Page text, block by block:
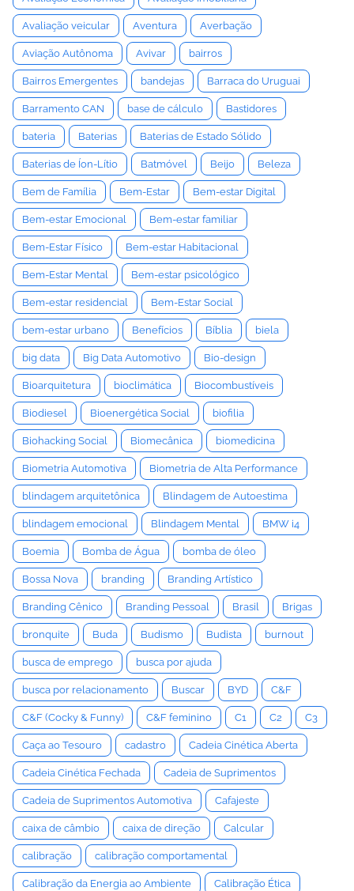
Avaliação veicular Aventura Averbação
Aviação Autônoma Avivar bairros
Bairros Emergentes bandejas Barraca do Uruguai
Barramento CAN base de cálculo Bastidores
bateria Baterias Baterias de Estado Sólido
Baterias de Íon-Lítio Batmóvel Beijo Beleza
Bem de Família Bem-Estar Bem-estar Digital
Bem-estar Emocional Bem-estar familiar
Bem-Estar Físico Bem-estar Habitacional
Bem-Estar Mental Bem-estar psicológico
Bem-estar residencial Bem-Estar Social
bem-estar urbano Benefícios Bíblia biela
big data Big Data Automotivo Bio-design
Bioarquitetura bioclimática Biocombustíveis
Biodiesel Bioenergética Social biofilia
Biohacking Social Biomecânica biomedicina
Biometria Automotiva Biometria de Alta Performance
blindagem arquitetônica Blindagem de Autoestima
blindagem emocional Blindagem Mental BMW i4
Boemia Bomba de Água bomba de óleo
Bossa Nova branding Branding Artístico
Branding Cênico Branding Pessoal Brasil Brigas
bronquite Buda Budismo Budista burnout
busca de emprego busca por ajuda
busca por relacionamento Buscar BYD C&F
C&F (Cocky & Funny) C&F feminino C1 C2 C3
Caça ao Tesouro cadastro Cadeia Cinética Aberta
Cadeia Cinética Fechada Cadeia de Suprimentos
Cadeia de Suprimentos Automotiva Cafajeste
caixa de câmbio caixa de direção Calcular
calibração calibração comportamental
Calibração da Energia ao Ambiente Calibração Ética